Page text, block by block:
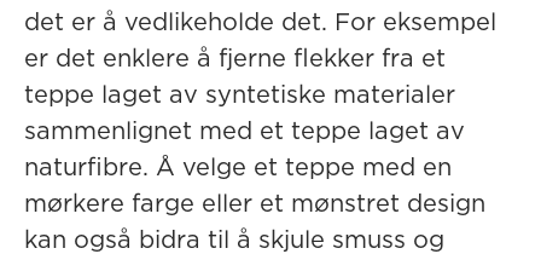
det er å vedlikeholde det. For eksempel
er det enklere å fjerne flekker fra et
teppe laget av syntetiske materialer
sammenlignet med et teppe laget av
naturfibre. Å velge et teppe med en
mørkere farge eller et mønstret design
kan også bidra til å skjule smuss og